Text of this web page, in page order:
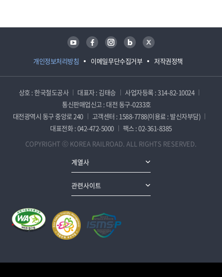
개인정보처리방침 이메일무단수집거부 저작권정책
유튜브 페이스북 인스타그램 블로그 트위터
상호 : 한국철도공사 대표자 : 김태승
사업자등록 : 314-82-10024
통신판매업신고 : 대전 동구-0233호
대전광역시 동구 중앙로 240
고객센터 : 1588-7788(이용료 : 발신자부담)
대표전화 : 042-472-5000
팩스 : 02-361-8385
COPYRIGHT ⓒ KOREA RAILROAD. ALL RIGHTS RESERVED.
계열사
관련사이트